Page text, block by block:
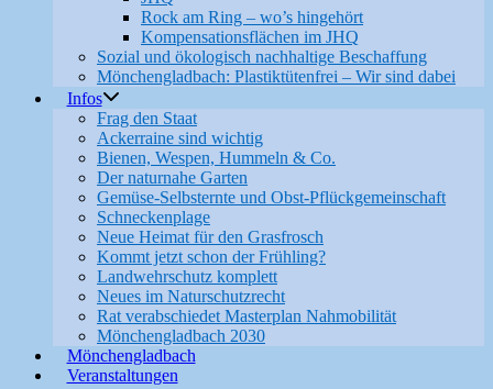
Rock am Ring – wo’s hingehört
Kompensationsflächen im JHQ
Sozial und ökologisch nachhaltige Beschaffung
Mönchengladbach: Plastiktütenfrei – Wir sind dabei
Infos
Frag den Staat
Ackerraine sind wichtig
Bienen, Wespen, Hummeln & Co.
Der naturnahe Garten
Gemüse-Selbsternte und Obst-Pflückgemeinschaft
Schneckenplage
Neue Heimat für den Grasfrosch
Kommt jetzt schon der Frühling?
Landwehrschutz komplett
Neues im Naturschutzrecht
Rat verabschiedet Masterplan Nahmobilität
Mönchengladbach 2030
Mönchengladbach
Veranstaltungen